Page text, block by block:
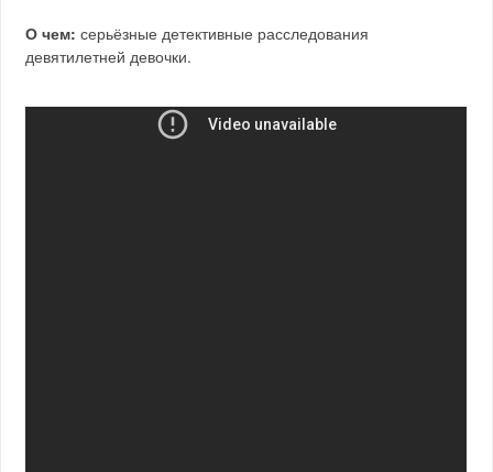
О чем: серьёзные детективные расследования
девятилетней девочки.